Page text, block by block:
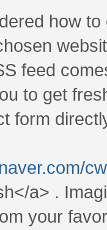
how
feed
to get
form
a> .
your